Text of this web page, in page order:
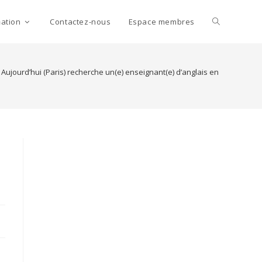
Contactez-nous Espace membres Toggle
Aujourd’hui (Paris) recherche un(e) enseignant(e) d’anglais en CDD